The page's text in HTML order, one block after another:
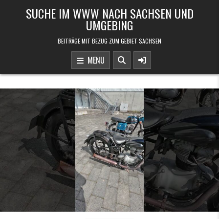
SUCHE IM WWW NACH SACHSEN UND
UMGEBING
BEITRÄGE MIT BEZUG ZUM GEBIET SACHSEN
MENU